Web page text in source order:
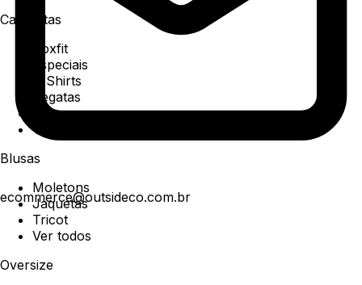
ecommerce@outsideco.com.br
Camisetas
Boxfit
Especiais
T-Shirts
Regatas
Polo
Ver todos
Blusas
Moletons
Jaquetas
Tricot
Ver todos
Oversize